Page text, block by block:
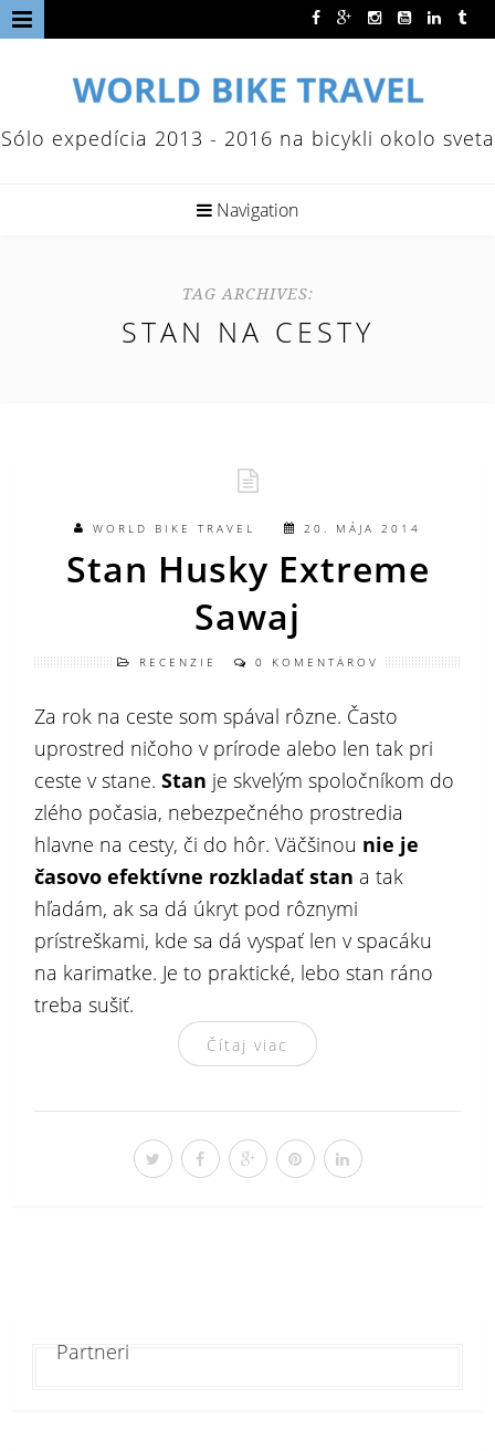
Sólo expedícia 2013 - 2016 na bicykli okolo sveta
Navigation
TAG ARCHIVES:
STAN NA CESTY
WORLD BIKE TRAVEL 20. MÁJA 2014
Stan Husky Extreme
Sawaj
RECENZIE 0 KOMENTÁROV
Za rok na ceste som spával rôzne. Často
uprostred ničoho v prírode alebo len tak pri
ceste v stane.Stan je skvelým spoločníkom do
zlého počasia, nebezpečného prostredia
hlavne na cesty, či do hôr. Väčšinou nie je
časovo efektívne rozkladať stan a tak
hľadám, ak sa dá úkryt pod rôznymi
prístreškami, kde sa dá vyspať len v spacáku
na karimatke. Je to praktické, lebo stan ráno
treba sušiť.
Čítaj viac
Partneri